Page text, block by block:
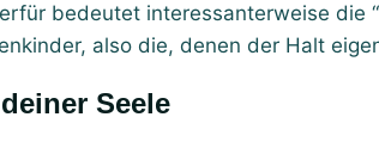
bedeutet interessanterweise die
also die, denen der Halt
Seele